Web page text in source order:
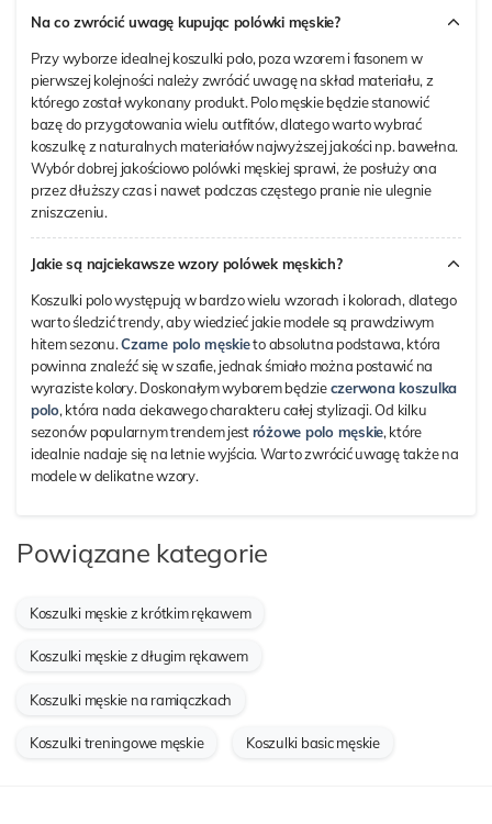
Na co zwrócić uwagę kupując polówki męskie?
Przy wyborze idealnej koszulki polo, poza wzorem i fasonem w
pierwszej kolejności należy zwrócić uwagę na skład materiału, z
którego został wykonany produkt. Polo męskie będzie stanowić
bazę do przygotowania wielu outfitów, dlatego warto wybrać
koszulkę z naturalnych materiałów najwyższej jakości np. bawełna.
Wybór dobrej jakościowo polówki męskiej sprawi, że posłuży ona
przez dłuższy czas i nawet podczas częstego pranie nie ulegnie
zniszczeniu.
Jakie są najciekawsze wzory polówek męskich?
Koszulki polo występują w bardzo wielu wzorach i kolorach, dlatego
warto śledzić trendy, aby wiedzieć jakie modele są prawdziwym
hitem sezonu.Czarne polo męskieto absolutna podstawa, która
powinna znaleźć się w szafie, jednak śmiało można postawić na
wyraziste kolory. Doskonałym wyborem będzieczerwona koszulka
polo, która nada ciekawego charakteru całej stylizacji. Od kilku
sezonów popularnym trendem jestróżowe polo męskie, które
idealnie nadaje się na letnie wyjścia. Warto zwrócić uwagę także na
modele w delikatne wzory.
Powiązane kategorie
Koszulki męskie z krótkim rękawem
Koszulki męskie z długim rękawem
Koszulki męskie na ramiączkach
Koszulki treningowe męskie Koszulki basic męskie